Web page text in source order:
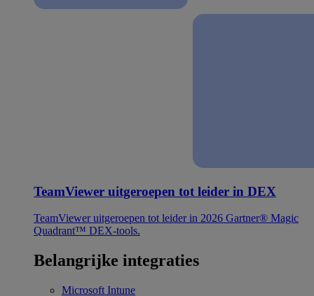
TeamViewer uitgeroepen tot leider in DEX
TeamViewer uitgeroepen tot leider in 2026 Gartner® Magic
Quadrant™ DEX-tools.
Belangrijke integraties
Microsoft Intune